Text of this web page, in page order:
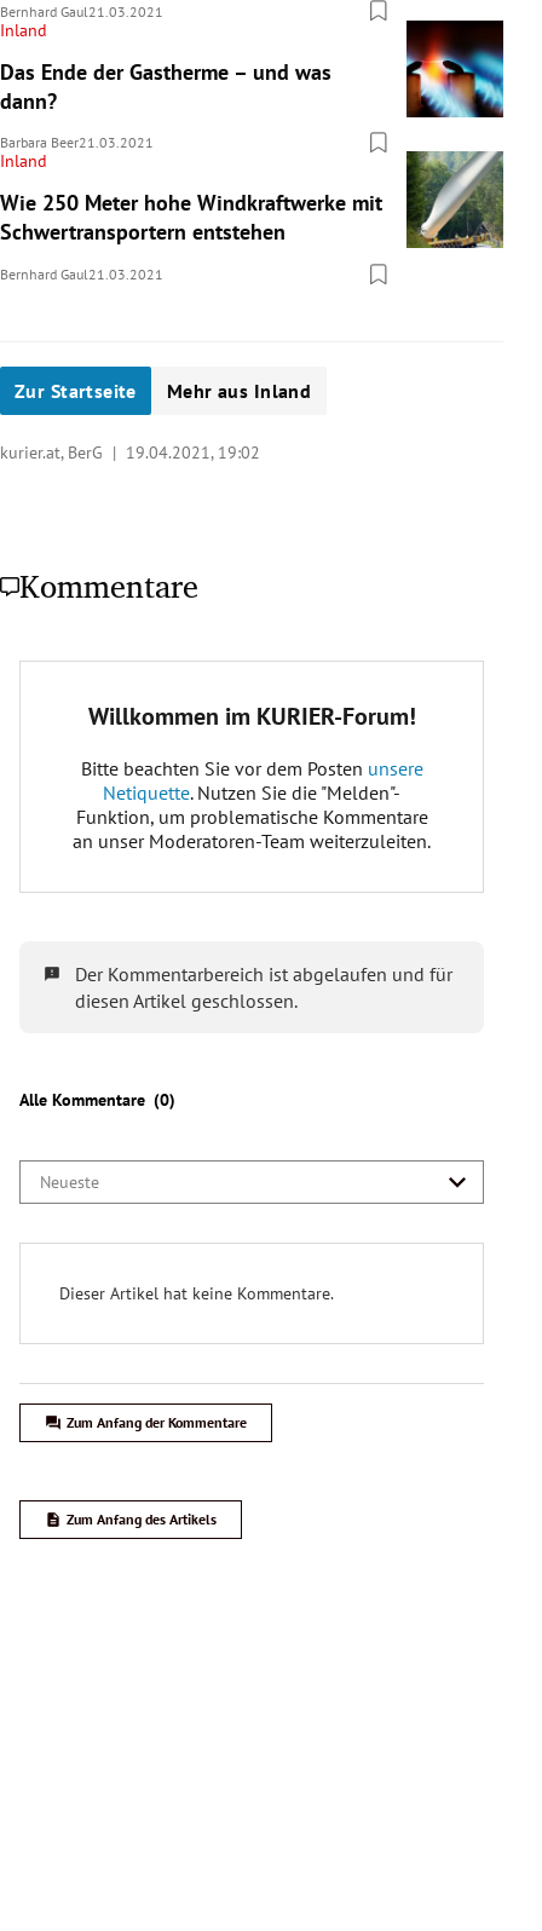
Bernhard Gaul 21.03.2021
Inland
Das Ende der Gastherme – und was
dann?
Barbara Beer21.03.2021
Inland
Wie 250 Meter hohe Windkraftwerke mit
Schwertransportern entstehen
Bernhard Gaul21.03.2021
Zur Startseite Mehr aus Inland
kurier.at, BerG | 19.04.2021, 19:02
Kommentare